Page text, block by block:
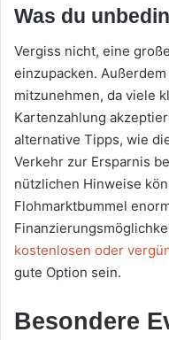
Was du
Vergiss nicht, eine
einzupacken.
mitzunehmen, da viele
Kartenzahlung
alternative Tipps, wie
Verkehr zur Ersparnis
nützlichen Hinweise
Flohmarktbummel
kostenlosen oder
gute Option sein.
Besondere